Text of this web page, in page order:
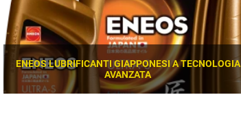
ENEOS LUBRIFICANTI GIAPPONESI A TECNOLOGIA
AVANZATA